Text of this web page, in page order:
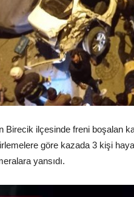
Birecik ilçesinde freni boşalan
göre kazada 3 kişi
yansıdı.